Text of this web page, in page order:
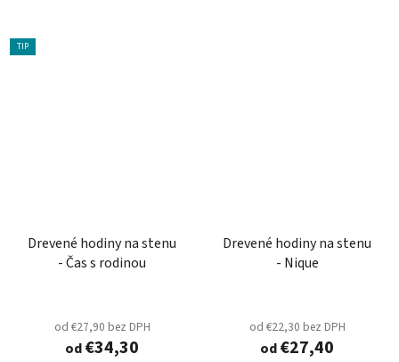
TIP
Drevené hodiny na stenu
- Čas s rodinou
od €27,90 bez DPH
od€34,30
Drevené hodiny na stenu
- Nique
od €22,30 bez DPH
od€27,40